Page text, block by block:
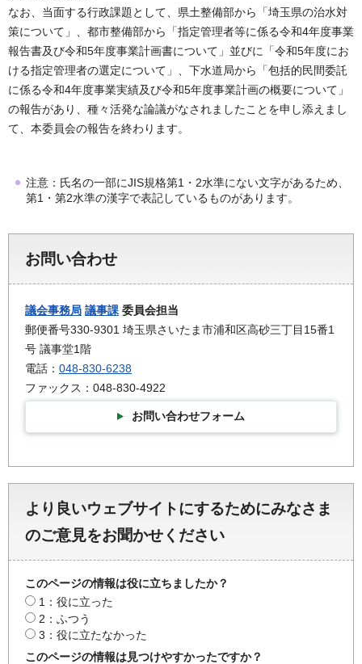
なお、当面する行政課題として、県土整備部から「埼玉県の治水対
策について」、都市整備部から「指定管理者等に係る令和4年度事業
報告書及び令和5年度事業計画書について」並びに「令和5年度にお
ける指定管理者の選定について」、下水道局から「包括的民間委託
に係る令和4年度事業実績及び令和5年度事業計画の概要について」
の報告があり、種々活発な論議がなされましたことを申し添えまし
て、本委員会の報告を終わります。
注意：氏名の一部にJIS規格第1・2水準にない文字があるため、
第1・第2水準の漢字で表記しているものがあります。
お問い合わせ
議会事務局 議事課 委員会担当
郵便番号330-9301 埼玉県さいたま市浦和区高砂三丁目15番1
号 議事堂1階
電話： 048-830-6238
ファックス：048-830-4922
お問い合わせフォーム
より良いウェブサイトにするためにみなさま
のご意見をお聞かせください
このページの情報は役に立ちましたか？
1：役に立った
2：ふつう
3：役に立たなかった
このページの情報は見つけやすかったですか？